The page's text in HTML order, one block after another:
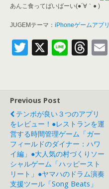
あんこ食ってばいばーい(●´∀｀● )
JUGEMテーマ： iPhoneゲームアプリ
T
er
X Li T
d
s
Previous Post
テンポが良い３つのアプリ
をレビュー！●レストランを運
営する時間管理ゲーム「ガー
フィールドのダイナー：ハワ
イ編」●大人気の村づくりソー
シャルゲーム「ハッピースト
リート」●ヤマハのドラム演奏
支援ツール「Song Beats」